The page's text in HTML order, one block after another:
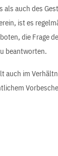
als auch des
ist es
die Frage
beantworten.
auch im